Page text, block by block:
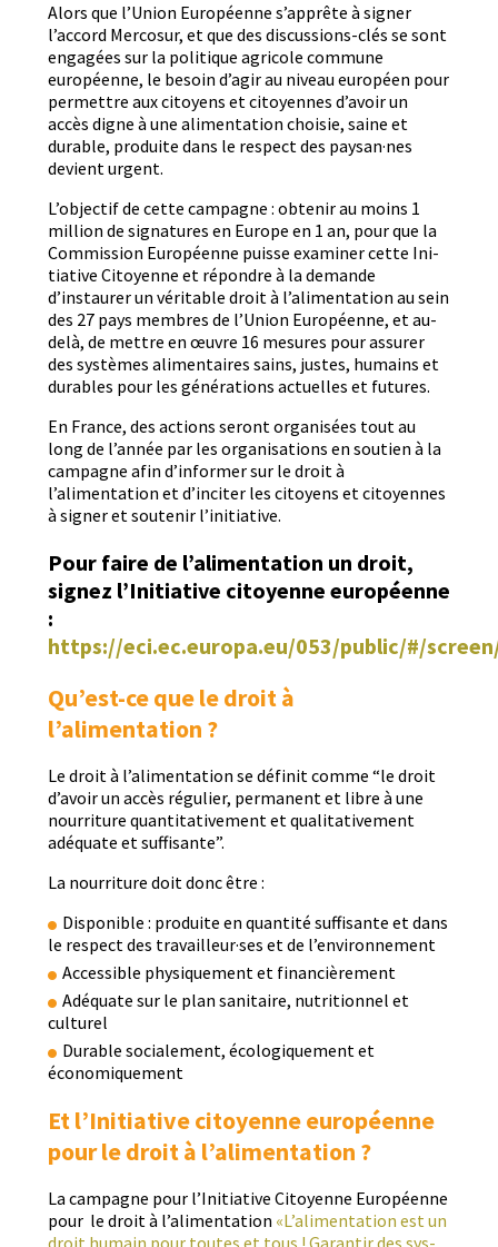
Alors que l’Union Européenne s’apprête à sign­er
l’accord Mer­co­sur, et que des dis­cus­sions-clés se sont
engagées sur la poli­tique agri­cole com­mune
européenne, le besoin d’agir au niveau européen pour
per­me­t­tre aux citoyens et citoyennes d’avoir un
accès digne à une ali­men­ta­tion choisie, saine et
durable, pro­duite dans le respect des paysan·nes
devient urgent.
L’ob­jec­tif de cette cam­pagne : obtenir au moins 1
mil­lion de sig­na­tures en Europe en 1 an, pour que la
Com­mis­sion Européenne puisse exam­in­er cette Ini­
tia­tive Citoyenne et répon­dre à la demande
d’instaurer un véri­ta­ble droit à l’alimentation au sein
des 27 pays mem­bres de l’Union Européenne, et au-
delà, de met­tre en œuvre 16 mesures pour assur­er
des sys­tèmes ali­men­taires sains, justes, humains et
durables pour les généra­tions actuelles et futures.
En France, des actions seront organ­isées tout au
long de l’année par les organ­i­sa­tions en sou­tien à la
cam­pagne afin d’informer sur le droit à
l’alimentation et d’inciter les citoyens et citoyennes
à sign­er et soutenir l’initiative.
Pour faire de l’alimentation un droit,
signez l’Initiative citoyenne européenne
:
https://eci.ec.europa.eu/053/public/#/
Qu’est-ce que le droit à
l’alimentation ?
Le droit à l’alimentation se définit comme “le droit
d’avoir un accès réguli­er, per­ma­nent et libre à une
nour­ri­t­ure quan­ti­ta­tive­ment et qual­i­ta­tive­ment
adéquate et suffisante”.
La nour­ri­t­ure doit donc être :
Disponible : pro­duite en quan­tité suff­isante et dans
le respect des travailleur·ses et de l’environnement
Acces­si­ble physique­ment et financièrement
Adéquate sur le plan san­i­taire, nutri­tion­nel et
culturel
Durable sociale­ment, écologique­ment et
économiquement
Et l’Initiative citoyenne européenne
pour le droit à l’alimentation ?
La cam­pagne pour l’Ini­tia­tive Citoyenne Européenne
pour le droit à l’alimentation «L’alimentation est un
droit humain pour toutes et tous ! Garan­tir des sys­